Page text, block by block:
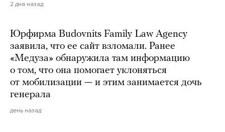
2 дня назад
Юрфирма Budovnits Family Law Agency
заявила, что ее сайт взломали. Ранее
«Медуза» обнаружила там информацию
о том, что она помогает уклоняться
от мобилизации — и этим занимается дочь
генерала
день назад